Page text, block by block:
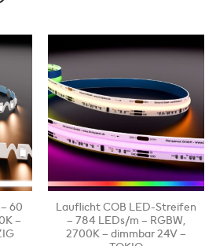
weist
mehrere
auf.
Die
Optionen
können
auf
der
Produktseite
gewählt
werden
60
–
Lauflicht COB LED-Streifen
– 784 LEDs/m – RGBW,
2700K – dimmbar 24V –